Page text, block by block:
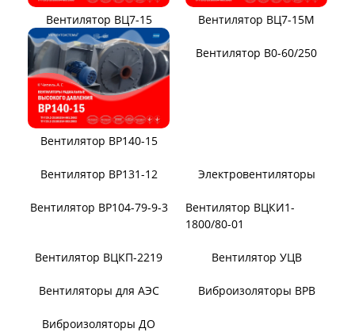
Вентилятор ВЦ7-15 Вентилятор ВЦ7-15М
Вентилятор ВР140-15
Вентилятор ВР131-12 Электровентиляторы